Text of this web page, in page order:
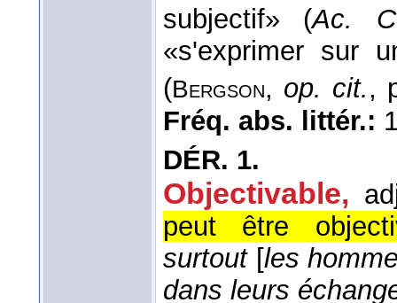
subjectif» (Ac.
«s'exprimer sur
(Bergson, op. cit.,
Fréq. abs. littér.:
DÉR. 1.
Objectivable,
peut être
surtout [les
dans leurs